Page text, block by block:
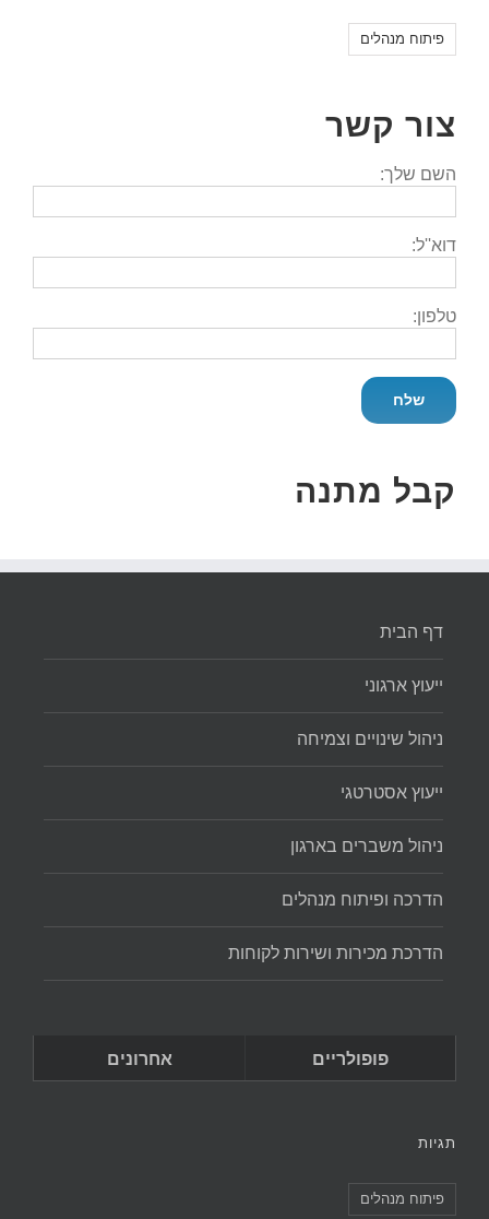
פיתוח מנהלים
צור קשר
השם שלך:
דוא''ל:
טלפון:
קבל מתנה
דף הבית
ייעוץ ארגוני
ניהול שינויים וצמיחה
ייעוץ אסטרטגי
ניהול משברים בארגון
הדרכה ופיתוח מנהלים
הדרכת מכירות ושירות לקוחות
פופולריים אחרונים
תגיות
פיתוח מנהלים